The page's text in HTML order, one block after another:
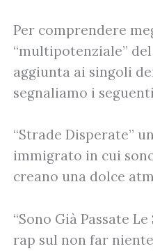
Per comprendere
“multipotenziale”
aggiunta ai singoli
segnaliamo i
“Strade Disperate”
immigrato in cui
creano una dolce
“Sono Già Passate
rap sul non far